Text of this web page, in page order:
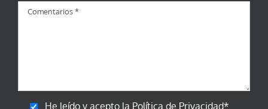
He leído y acepto la Política de Privacidad*